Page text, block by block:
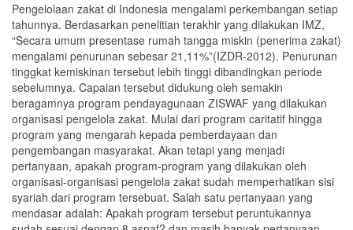
Pengelolaan zakat di Indonesia mengalami perkembangan setiap
tahunnya. Berdasarkan penelitian terakhir yang dilakukan IMZ,
“Secara umum presentase rumah tangga miskin (penerima zakat)
mengalami penurunan sebesar 21,11%”(IZDR-2012). Penurunan
tinggkat kemiskinan tersebut lebih tinggi dibandingkan periode
sebelumnya. Capaian tersebut didukung oleh semakin
beragamnya program pendayagunaan ZISWAF yang dilakukan
organisasi pengelola zakat. Mulai dari program caritatif hingga
program yang mengarah kepada pemberdayaan dan
pengembangan masyarakat. Akan tetapi yang menjadi
pertanyaan, apakah program-program yang dilakukan oleh
organisasi-organisasi pengelola zakat sudah memperhatikan sisi
syariah dari program tersebuat. Salah satu pertanyaan yang
mendasar adalah: Apakah program tersebut peruntukannya